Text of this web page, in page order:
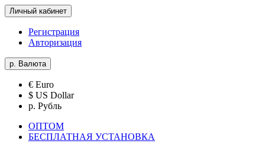
Личный кабинет
Регистрация
Авторизация
р. Валюта
€ Euro
$ US Dollar
р. Рубль
ОПТОМ
БЕСПЛАТНАЯ УСТАНОВКА